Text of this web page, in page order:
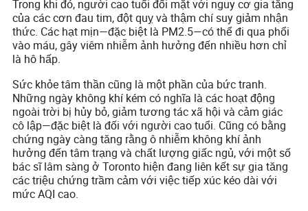
Trong khi đó, người cao tuổi đối mặt với nguy cơ gia tăng
của các cơn đau tim, đột quỵ và thậm chí suy giảm nhận
thức. Các hạt mịn—đặc biệt là PM2.5—có thể đi qua phổi
vào máu, gây viêm nhiễm ảnh hưởng đến nhiều hơn chỉ
là hô hấp.
Sức khỏe tâm thần cũng là một phần của bức tranh.
Những ngày không khí kém có nghĩa là các hoạt động
ngoài trời bị hủy bỏ, giảm tương tác xã hội và cảm giác
cô lập—đặc biệt là đối với người cao tuổi. Cũng có bằng
chứng ngày càng tăng rằng ô nhiễm không khí ảnh
hưởng đến tâm trạng và chất lượng giấc ngủ, với một số
bác sĩ lâm sàng ở Toronto hiện đang liên kết sự gia tăng
các triệu chứng trầm cảm với việc tiếp xúc kéo dài với
mức AQI cao.